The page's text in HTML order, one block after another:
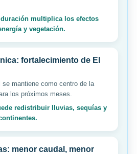
multiplica los efectos
y vegetación.
fortalecimiento de El
mantiene como centro de la
los próximos meses.
redistribuir lluvias, sequías y
menor caudal, menor